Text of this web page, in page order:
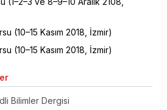
(10–15 Kasım 2018, İzmir)
(10–15 Kasım 2018, İzmir)
Bilimler Dergisi